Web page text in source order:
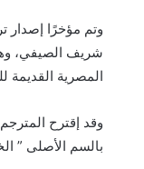
وتم مؤخرًا إصدار
شريف الصيفي،
المصرية القديمة
وقد إقترح
بالسم الأصلى ”